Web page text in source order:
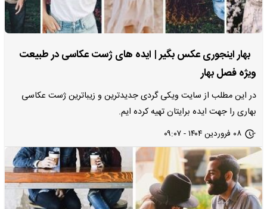
بهار اینجوری عکس بگیر | ایده های ژست عکاسی در طبیعت
ویژه فصل بهار
در این مطلب از سایت ویکی گردی جدیدترین و زیباترین ژست عکاسی
بهاری را جهت ایده برایتان تهیه کرده ایم.
۰۸ فروردین ۱۴۰۴ - ۰۹:۰۷